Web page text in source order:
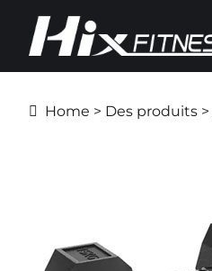
Home > Des produits >